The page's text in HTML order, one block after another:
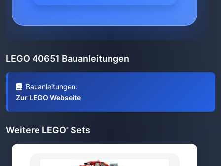
LEGO 40651 Bauanleitungen
Bauanleitungen:
Zur LEGO Webseite
Weitere LEGO® Sets